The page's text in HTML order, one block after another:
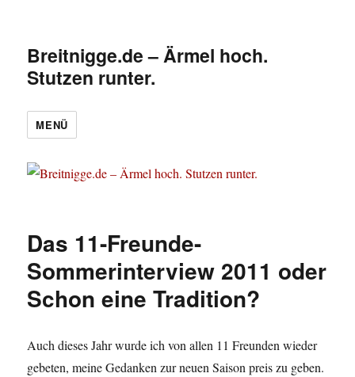
Breitnigge.de – Ärmel hoch.
Stutzen runter.
MENÜ
Das 11-Freunde-
Sommerinterview 2011 oder
Schon eine Tradition?
Auch dieses Jahr wurde ich von allen 11 Freunden wieder
gebeten, meine Gedanken zur neuen Saison preis zu geben.